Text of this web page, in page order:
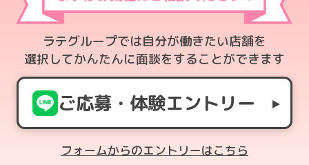
ラテグループでは自分が働きたい店舗を
選択してかんたんに面談をすることができます
ご応募・体験エントリー
フォームからのエントリーはこちら